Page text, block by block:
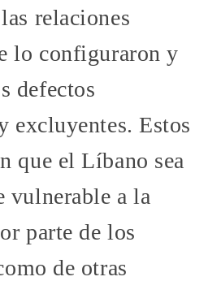
relaciones
lo configuraron y
defectos
excluyentes. Estos
que el Líbano sea
vulnerable a la
parte de los
de otras